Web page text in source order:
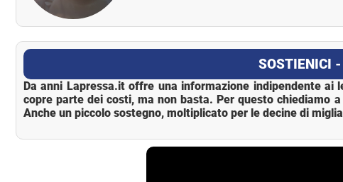
La Pressa
SOSTIENICI
Da anni Lapressa.it offre una informazione indipendente
copre parte dei costi, ma non basta. Per questo chiediamo
Anche un piccolo sostegno, moltiplicato per le decine di